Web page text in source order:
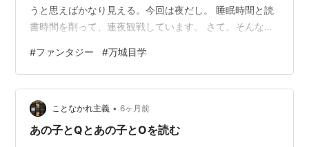
うと思えばかなり見える。今回は夜だし。 睡眠時間と読
書時間を削って、連夜観戦しています。 さて。そんなわ
を本棚から引っ張り出すことにします。 テーマは青春。
50代の身には、選手たちがまぶしい……ということで。
といっても、この年齢になって、胸キュンとか切な系と
か、ちょっとカンベン。 ほっこりしたり、笑ったりがい
いですね。 ということで、コレ。 万城目学『偉大なる、
#ファンタジー #万城目学
ことなかれ主義 • 6ヶ月前
あの子とQとあの子とOを読む